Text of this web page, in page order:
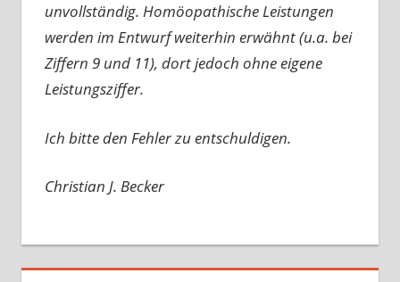
unvollständig. Homöopathische Leistungen
werden im Entwurf weiterhin erwähnt (u.a. bei
Ziffern 9 und 11), dort jedoch ohne eigene
Leistungsziffer.
Ich bitte den Fehler zu entschuldigen.
Christian J. Becker